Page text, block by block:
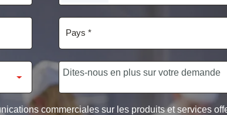
STATES
+1
commerciales sur les produits et services